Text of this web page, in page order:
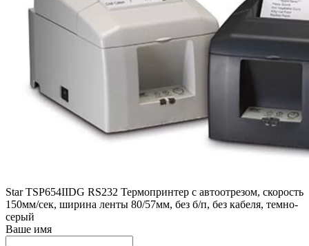
Star ТSP654IIDG RS232 Термопринтер с автоотрезом, скорость
150мм/сек, ширина ленты 80/57мм, без б/п, без кабеля, темно-
серый
Ваше имя